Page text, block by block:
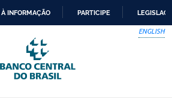
PARA
O
CONTEÚDO
INFORMAÇÃO PARTICIPE
ENGLISH